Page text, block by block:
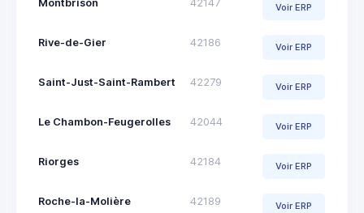
Montbrison 42147 Voir ERP
Rive-de-Gier 42186 Voir ERP
Saint-Just-Saint-Rambert 42279 Voir ERP
Le Chambon-Feugerolles 42044 Voir ERP
Riorges 42184 Voir ERP
Roche-la-Molière 42189 Voir ERP